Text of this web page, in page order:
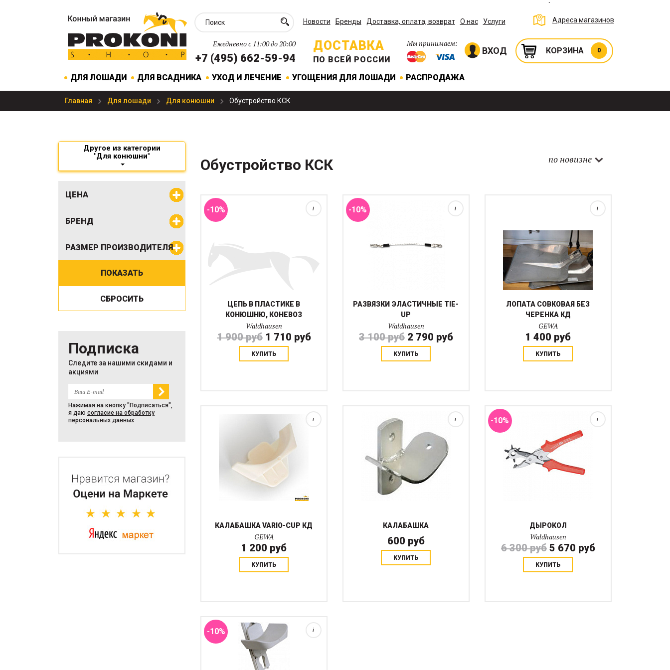
Новости Бренды Доставка, оплата, возврат О нас Услуги
`
Адреса магазинов
Ежедневно с 11:00 до 20:00
+7 (495) 662-59-94
ДОСТАВКА
ПО ВСЕЙ РОССИИ
Мы принимаем:
ВХОД КОРЗИНА 0
ДЛЯ ЛОШАДИ ДЛЯ ВСАДНИКА УХОД И ЛЕЧЕНИЕ УГОЩЕНИЯ ДЛЯ ЛОШАДИ РАСПРОДАЖА
Главная Для лошади Для конюшни Обустройство КСК
Другое из категории
"Для конюшни"
ЦЕНА
БРЕНД
РАЗМЕР ПРОИЗВОДИТЕЛЯ
Подписка
Следите за нашими скидами и
акциями
Нажимая на кнопку "Подписаться",
я даю согласие на обработку
персональных данных
Обустройство КСК по новизне
-10%
Безопасный карабн "антипаника" с
ЦЕПЬ В ПЛАСТИКЕ В
КОНЮШНЮ, КОНЕВОЗ
Waldhausen
1 900 руб 1 710 руб
КУПИТЬ
i -10%
РАЗВЯЗКИ ЭЛАСТИЧНЫЕ TIE-
UP
Waldhausen
3 100 руб 2 790 руб
КУПИТЬ
i
ЛОПАТА СОВКОВАЯ БЕЗ
ЧЕРЕНКА КД
GEWA
1 400 руб
КУПИТЬ
i
КАЛАБАШКА VARIO-CUP КД
GEWA
1 200 руб
КУПИТЬ
i
КАЛАБАШКА
600 руб
КУПИТЬ
i -10%
ДЫРОКОЛ
Waldhausen
6 300 руб 5 670 руб
КУПИТЬ
i
-10% i